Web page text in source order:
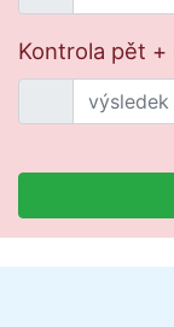
Kontrola pět +